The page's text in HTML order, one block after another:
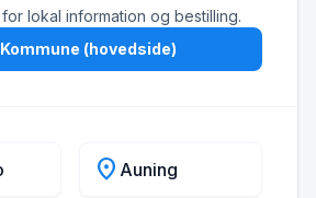
lokal information og bestilling.
Kommune (hovedside)
location_on Auning